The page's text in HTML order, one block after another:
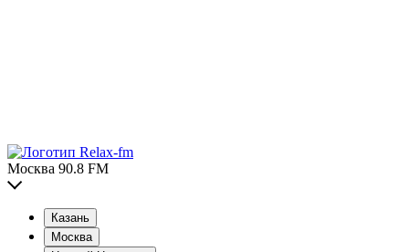
Москва 90.8 FM
Казань
Москва